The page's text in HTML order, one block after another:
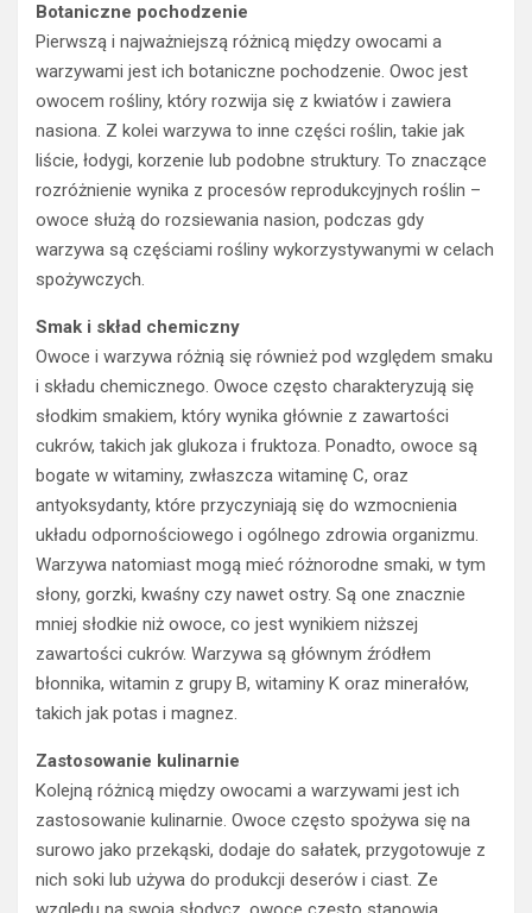
Botaniczne pochodzenie
Pierwszą i najważniejszą różnicą między owocami a
warzywami jest ich botaniczne pochodzenie. Owoc jest
owocem rośliny, który rozwija się z kwiatów i zawiera
nasiona. Z kolei warzywa to inne części roślin, takie jak
liście, łodygi, korzenie lub podobne struktury. To znaczące
rozróżnienie wynika z procesów reprodukcyjnych roślin –
owoce służą do rozsiewania nasion, podczas gdy
warzywa są częściami rośliny wykorzystywanymi w celach
spożywczych.
Smak i skład chemiczny
Owoce i warzywa różnią się również pod względem smaku
i składu chemicznego. Owoce często charakteryzują się
słodkim smakiem, który wynika głównie z zawartości
cukrów, takich jak glukoza i fruktoza. Ponadto, owoce są
bogate w witaminy, zwłaszcza witaminę C, oraz
antyoksydanty, które przyczyniają się do wzmocnienia
układu odpornościowego i ogólnego zdrowia organizmu.
Warzywa natomiast mogą mieć różnorodne smaki, w tym
słony, gorzki, kwaśny czy nawet ostry. Są one znacznie
mniej słodkie niż owoce, co jest wynikiem niższej
zawartości cukrów. Warzywa są głównym źródłem
błonnika, witamin z grupy B, witaminy K oraz minerałów,
takich jak potas i magnez.
Zastosowanie kulinarnie
Kolejną różnicą między owocami a warzywami jest ich
zastosowanie kulinarnie. Owoce często spożywa się na
surowo jako przekąski, dodaje do sałatek, przygotowuje z
nich soki lub używa do produkcji deserów i ciast. Ze